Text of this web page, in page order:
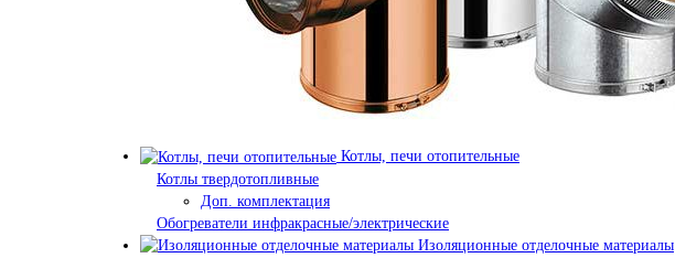
Котлы, печи отопительные
Котлы твердотопливные
Доп. комплектация
Обогреватели инфракрасные/электрические
Изоляционные отделочные материалы